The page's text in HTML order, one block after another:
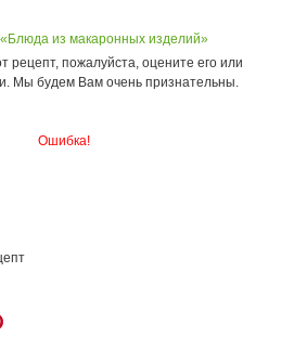
из макаронных изделий»
рецепт, пожалуйста, оцените его или
Мы будем Вам очень признательны.
Ошибка!